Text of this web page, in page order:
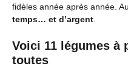
fidèles année après année.
temps… et d’argent.
Voici 11 légumes à
toutes